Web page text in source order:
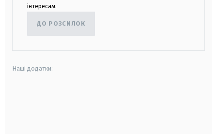
інтересам.
ДО РОЗСИЛОК
Наші додатки: